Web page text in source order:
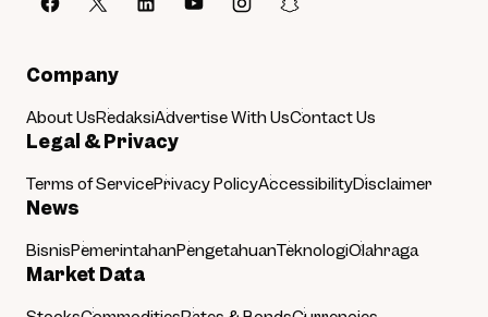
Company
About UsRedaksiAdvertise With UsContact Us
Legal & Privacy
Terms of ServicePrivacy PolicyAccessibilityDisclaimer
News
BisnisPemerintahanPengetahuanTeknologiOlahraga
Market Data